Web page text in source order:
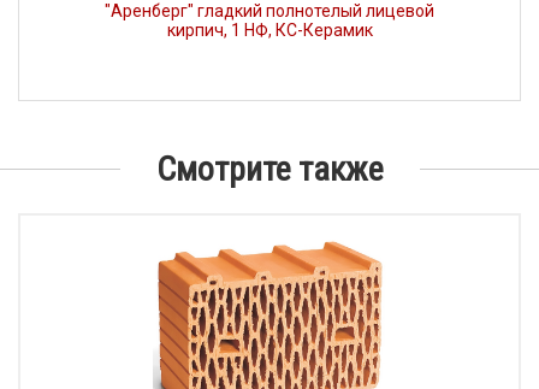
"Аренберг" гладкий полнотелый лицевой
кирпич, 1 НФ, КС-Керамик
Смотрите также